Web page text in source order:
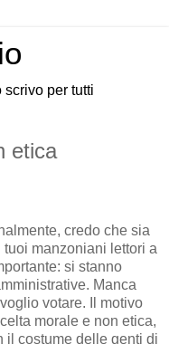
per tutti
etica
credo che sia
manzoniani lettori a
si stanno
Manca
votare. Il motivo
morale e non etica,
costume delle genti di